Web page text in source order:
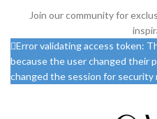
Join our community for
Error validating access token:
because the user changed their
changed the session for security